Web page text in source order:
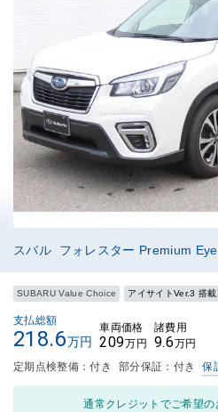
スバル フォレスター Premium
SUBARU Value Choice アイサイトVer.3 搭
支払総額
218.6万円
車両価格
209万円
諸費用
9.6万円
定期点検整備：付き 部分保証：付き 保
通常クレジットでご希望